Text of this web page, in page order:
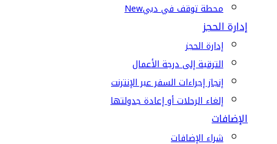
محطة توقف في دبيNew
إدارة الحجز
إدارة الحجز
الترقية إلى درجة الأعمال
إنجاز إجراءات السفر عبر الإنترنت
إلغاء الرحلات أو إعادة جدولتها
الإضافات
شراء الإضافات